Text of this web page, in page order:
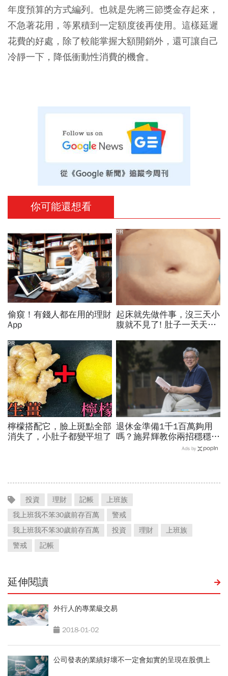
年度預算的方式編列。也就是先將三節獎金存起來，
不急著花用，等累積到一定額度後再使用。這樣延遲
花費的好處，除了較能掌握大額開銷外，還可讓自己
冷靜一下，降低衝動性消費的機會。
你可能還想看
偷窺！有錢人都在用的理財
App
起床就先做件事，沒三天小
腹就不見了! 肚子一天天變
PR
檸檬搭配它，臉上斑點全部
消失了，小肚子都變平坦了
PR
退休金準備1千1百萬夠用
嗎？施昇輝教你兩招穩穩
賺，擁有「不窮」的第三人
Ads by
投資 理財 記帳
上班族
我上班我不笨30歲前存百萬
警戒
我上班我不笨30歲前存百萬
投資 理財
上班族
警戒
記帳
延伸閱讀
外行人的專業級交易
2018-01-02
公司發表的業績好壞不一定會如實的呈現在股價上